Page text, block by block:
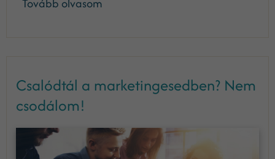
Tovább olvasom
Csalódtál a marketingesedben? Nem
csodálom!